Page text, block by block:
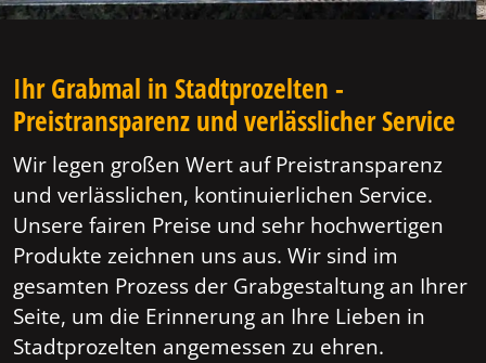
Ihr Grabmal in Stadtprozelten -
Preistransparenz und verlässlicher Service
Wir legen großen Wert auf Preistransparenz
und verlässlichen, kontinuierlichen Service.
Unsere fairen Preise und sehr hochwertigen
Produkte zeichnen uns aus. Wir sind im
gesamten Prozess der Grabgestaltung an Ihrer
Seite, um die Erinnerung an Ihre Lieben in
Stadtprozelten angemessen zu ehren.